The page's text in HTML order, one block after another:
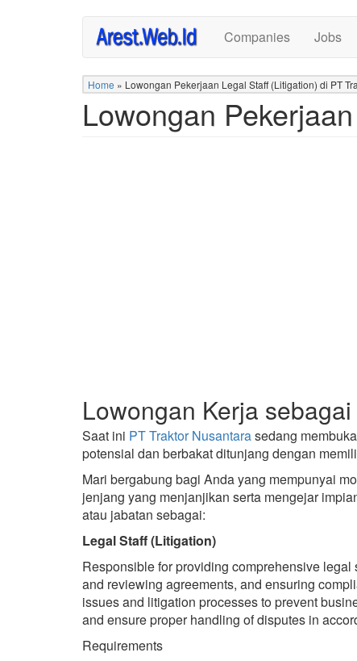
Companies Jobs
Home » Lowongan Pekerjaan Legal Staff (Litigation) di PT
Lowongan
Lowongan Kerja
Saat ini PT Traktor Nusantarasedang membuka
potensial dan berbakat ditunjang dengan
Mari bergabung bagi Anda yang mempunyai
jenjang yang menjanjikan serta mengejar
atau jabatan sebagai:
Legal Staff (Litigation)
Responsible for providing comprehensive
and reviewing agreements, and ensuring
issues and litigation processes to prevent
and ensure proper handling of disputes in
Requirements